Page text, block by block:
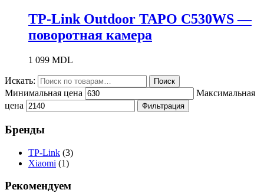
TP-Link Outdoor TAPO C530WS —
поворотная камера
1 099 MDL
Искать: Поиск
Минимальная цена
Максимальная
цена
Фильтрация
Бренды
TP-Link (3)
Xiaomi (1)
Рекомендуем